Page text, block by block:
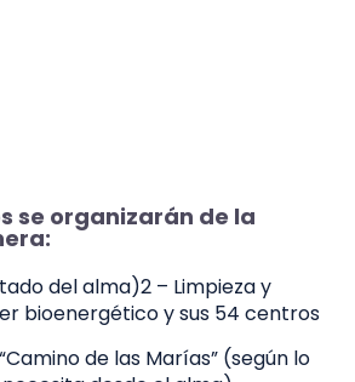
se organizarán de la
del alma)2 – Limpieza y
bioenergético y sus 54 centros
de las Marías” (según lo